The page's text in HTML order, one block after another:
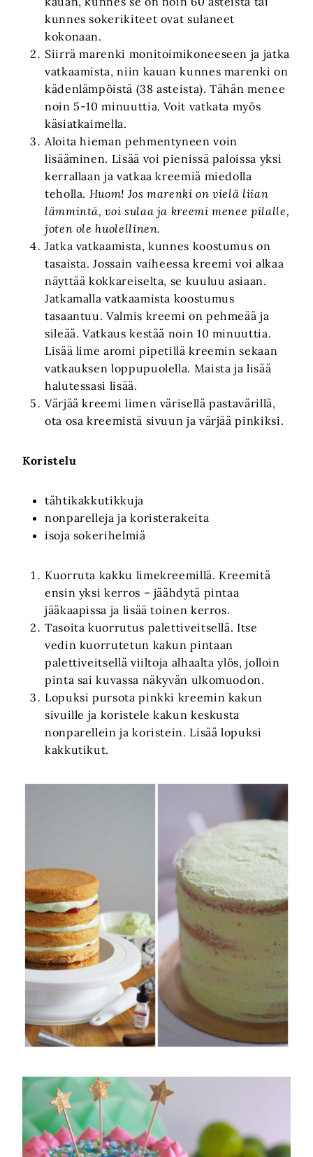
kunnes sokerikiteet ovat sulaneet
kokonaan.
Siirrä marenki monitoimikoneeseen ja jatka
vatkaamista, niin kauan kunnes marenki on
kädenlämpöistä (38 asteista). Tähän menee
noin 5-10 minuuttia. Voit vatkata myös
käsiatkaimella.
Aloita hieman pehmentyneen voin
lisääminen. Lisää voi pienissä paloissa yksi
kerrallaan ja vatkaa kreemiä miedolla
teholla. Huom! Jos marenki on vielä liian
lämmintä, voi sulaa ja kreemi menee pilalle,
joten ole huolellinen.
Jatka vatkaamista, kunnes koostumus on
tasaista. Jossain vaiheessa kreemi voi alkaa
näyttää kokkareiselta, se kuuluu asiaan.
Jatkamalla vatkaamista koostumus
tasaantuu. Valmis kreemi on pehmeää ja
sileää. Vatkaus kestää noin 10 minuuttia.
Lisää lime aromi pipetillä kreemin sekaan
vatkauksen loppupuolella. Maista ja lisää
halutessasi lisää.
Värjää kreemi limen värisellä pastavärillä,
ota osa kreemistä sivuun ja värjää pinkiksi.
Koristelu
tähtikakkutikkuja
nonparelleja ja koristerakeita
isoja sokerihelmiä
Kuorruta kakku limekreemillä. Kreemitä
ensin yksi kerros – jäähdytä pintaa
jääkaapissa ja lisää toinen kerros.
Tasoita kuorrutus palettiveitsellä. Itse
vedin kuorrutetun kakun pintaan
palettiveitsellä viiltoja alhaalta ylös, jolloin
pinta sai kuvassa näkyvän ulkomuodon.
Lopuksi pursota pinkki kreemin kakun
sivuille ja koristele kakun keskusta
nonparellein ja koristein. Lisää lopuksi
kakkutikut.